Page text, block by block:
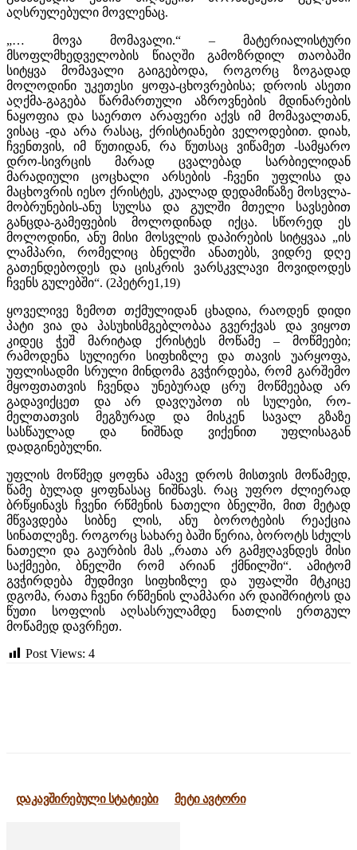
აღსრულებული მოვლენაც.
„… მოვა მომავალი.“ – მატერიალისტური
მსოფლმხედველობის წიაღში გამოზრდილ თაობაში
სიტყვა მომავალი გაიგებოდა, როგორც ზოგადად
მოლოდინი უკეთესი ყოფა-ცხოვრებისა; დროის ასეთი
აღქმა-გაგება წარმართული აზროვნების მდინარების
ნაყოფია და საერთო არაფერი აქვს იმ მომავალთან,
ვისაც -და არა რასაც, ქრისტიანები ველოდებით. დიახ,
ჩვენთვის, იმ წუთიდან, რა წუთსაც ვიწამეთ -სამყარო
დრო-სივრცის მარად ცვალებად სარბიელიდან
მარადიული ცოცხალი არსების -ჩვენი უფლისა და
მაცხოვრის იესო ქრისტეს, კუალად დედამიწაზე მოსვლა-
მობრუნების-ანუ სულსა და გულში მთელი სავსებით
განცდა-გამეფების მოლოდინად იქცა. სწორედ ეს
მოლოდინი, ანუ მისი მოსვლის დაპირების სიტყვაა „ის
ლამპარი, რომელიც ბნელში ანათებს, ვიდრე დღე
გათენდებოდეს და ცისკრის ვარსკვლავი მოვიდოდეს
ჩვენს გულებში“. (2პეტრე1,19)
ყოველივე ზემოთ თქმულიდან ცხადია, რაოდენ დიდი
პატი­ ვია და პასუხისმგებლობაა გვერქვას და ვიყოთ
კიდეც ჭეშ­ მარიტად ქრისტეს მოწამე – მოწმეები;
რამოდენა სულიერი სიფხიზლე და თავის უარყოფა,
უფლისადმი სრული მინდომა გვჭირდება, რომ გარშემო
მყოფთათვის ჩვენდა უნებურად ცრუ მოწმეებად არ
გადავიქცეთ და არ დავღუპოთ ის სულები, რო­
მელთათვის მეგზურად და მისკენ სავალ გზაზე
სასწაულად და ნიშნად ვიქენით უფლისაგან
დადგინებულნი.
უფლის მოწმედ ყოფნა ამავე დროს მისთვის მოწამედ,
წამე­ ბულად ყოფნასაც ნიშნავს. რაც უფრო ძლიერად
ბრწყინავს ჩვენი რწმენის ნათელი ბნელში, მით მეტად
მწვავდება სიბნე­ ლის, ანუ ბოროტების რეაქცია
სინათლეზე. როგორც სახარე­ ბაში წერია, ბოროტს სძულს
ნათელი და გაურბის მას „რათა არ გამჟღავნდეს მისი
საქმეები, ბნელში რომ არიან ქმნილში“. ამიტომ
გვჭირდება მუდმივი სიფხიზლე და უფალში მტკიცე
დგომა, რათა ჩვენი რწმენის ლამპარი არ დაიშრიტოს და
წუთი­ სოფლის აღსასრულამდე ნათლის ერთგულ
მოწამედ დავრჩეთ.
Post Views: 4
დაკავშირებული სტატიები მეტი ავტორი